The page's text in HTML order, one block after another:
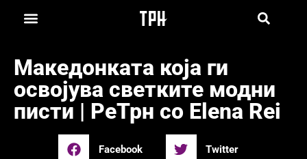
Македонката која ги
освојува светките модни
писти | РеТрн со Elena Rei
Facebook Twitter